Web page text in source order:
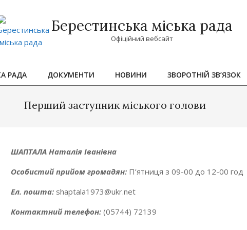
Берестинська міська рада
Офіційний вебсайт
Primary
Menu
РАДА ДОКУМЕНТИ НОВИНИ ЗВОРОТНІЙ ЗВ’ЯЗОК
Перший заступник міського голови
ШАПТАЛА Наталія Іванівна
Особистий прийом громадян: П’ятниця з 09-00 до 12-00 год
Ел. пошта: shaptala1973@ukr.net
Контактний телефон: (05744) 72139